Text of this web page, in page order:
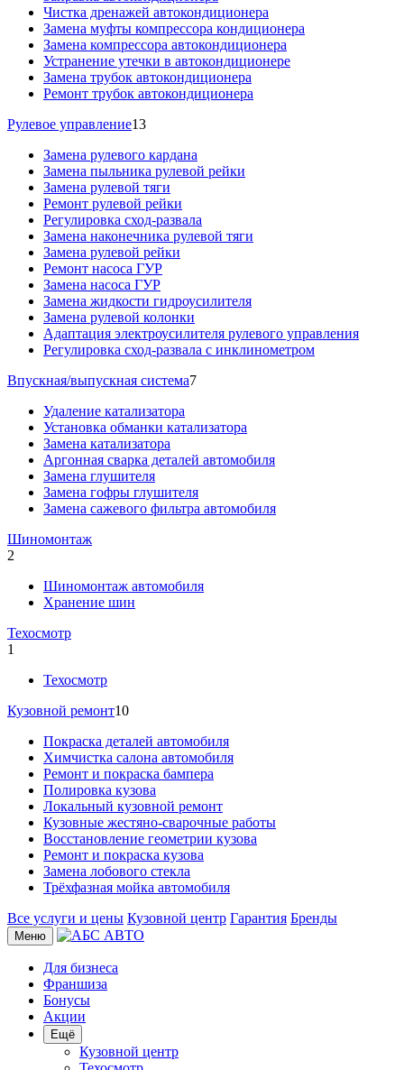
Чистка дренажей автокондиционера
Замена муфты компрессора кондиционера
Замена компрессора автокондиционера
Устранение утечки в автокондиционере
Замена трубок автокондиционера
Ремонт трубок автокондиционера
Рулевое управление13
Замена рулевого кардана
Замена пыльника рулевой рейки
Замена рулевой тяги
Ремонт рулевой рейки
Регулировка сход-развала
Замена наконечника рулевой тяги
Замена рулевой рейки
Ремонт насоса ГУР
Замена насоса ГУР
Замена жидкости гидроусилителя
Замена рулевой колонки
Адаптация электроусилителя рулевого управления
Регулировка сход-развала с инклинометром
Впускная/выпускная система7
Удаление катализатора
Установка обманки катализатора
Замена катализатора
Аргонная сварка деталей автомобиля
Замена глушителя
Замена гофры глушителя
Замена сажевого фильтра автомобиля
Шиномонтаж
2
Шиномонтаж автомобиля
Хранение шин
Техосмотр
1
Техосмотр
Кузовной ремонт10
Покраска деталей автомобиля
Химчистка салона автомобиля
Ремонт и покраска бампера
Полировка кузова
Локальный кузовной ремонт
Кузовные жестяно-сварочные работы
Восстановление геометрии кузова
Ремонт и покраска кузова
Замена лобового стекла
Трёхфазная мойка автомобиля
Все услуги и цены Кузовной центр Гарантия Бренды
Меню
Для бизнеса
Франшиза
Бонусы
Акции
Ещё
Кузовной центр